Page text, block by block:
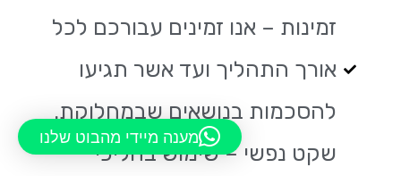
זמינות – אנו זמינים עבורכם לכל
אורך התהליך ועד אשר תגיעו
להסכמות בנושאים שבמחלוקת.
שקט נפשי – שימוש בהליכי
מענה מיידי מהבוט שלנו